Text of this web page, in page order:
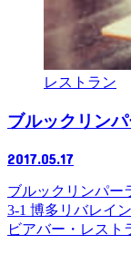
レストラン
ブルックリン
2017.05.17
ブルックリンパー
3-1 博多リバレイ
ビアバー・レスト